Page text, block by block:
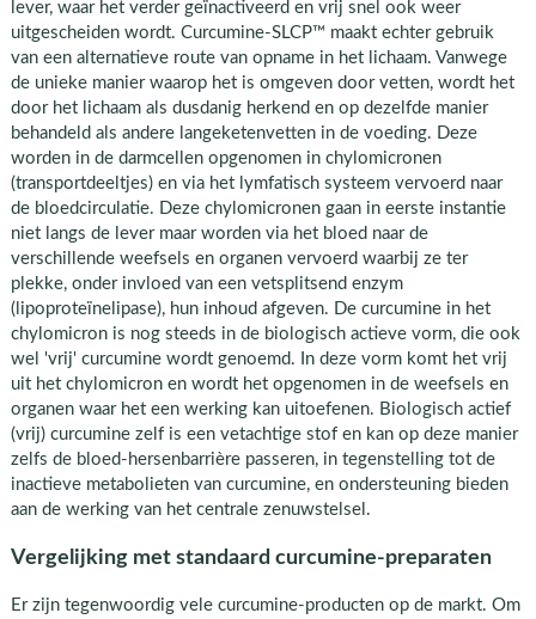
lever, waar het verder geïnactiveerd en vrij snel ook weer
uitgescheiden wordt. Curcumine-SLCP™ maakt echter gebruik
van een alternatieve route van opname in het lichaam. Vanwege
de unieke manier waarop het is omgeven door vetten, wordt het
door het lichaam als dusdanig herkend en op dezelfde manier
behandeld als andere langeketenvetten in de voeding. Deze
worden in de darmcellen opgenomen in chylomicronen
(transportdeeltjes) en via het lymfatisch systeem vervoerd naar
de bloedcirculatie. Deze chylomicronen gaan in eerste instantie
niet langs de lever maar worden via het bloed naar de
verschillende weefsels en organen vervoerd waarbij ze ter
plekke, onder invloed van een vetsplitsend enzym
(lipoproteïnelipase), hun inhoud afgeven. De curcumine in het
chylomicron is nog steeds in de biologisch actieve vorm, die ook
wel 'vrij' curcumine wordt genoemd. In deze vorm komt het vrij
uit het chylomicron en wordt het opgenomen in de weefsels en
organen waar het een werking kan uitoefenen. Biologisch actief
(vrij) curcumine zelf is een vetachtige stof en kan op deze manier
zelfs de bloed-hersenbarrière passeren, in tegenstelling tot de
inactieve metabolieten van curcumine, en ondersteuning bieden
aan de werking van het centrale zenuwstelsel.
Vergelijking met standaard curcumine-preparaten
Er zijn tegenwoordig vele curcumine-producten op de markt. Om